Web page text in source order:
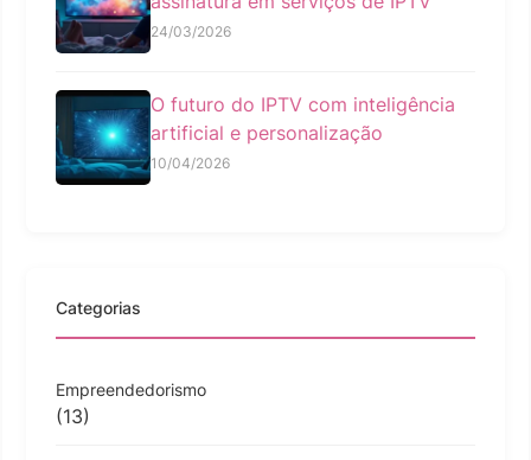
24/03/2026
O futuro do IPTV com inteligência
artificial e personalização
10/04/2026
Categorias
Empreendedorismo
(13)